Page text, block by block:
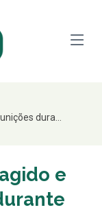
dura...
e